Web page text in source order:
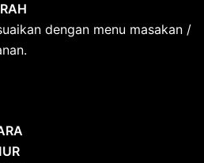
dengan menu masakan /